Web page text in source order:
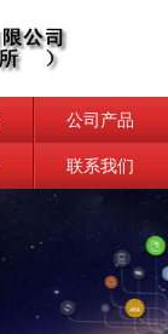
公司产品
联系我们